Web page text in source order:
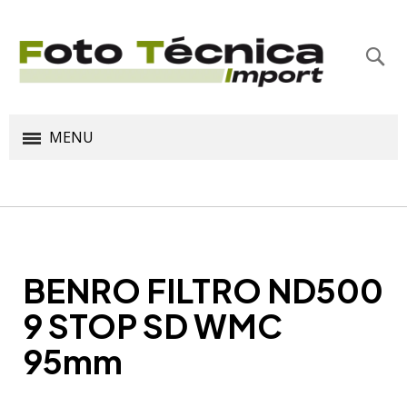
MENU
BENRO FILTRO ND500
9 STOP SD WMC
95mm